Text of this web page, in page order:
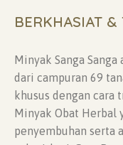
BERKHASIAT &
Minyak Sanga
dari campuran 69
khusus dengan cara
Minyak Obat Herbal
penyembuhan serta